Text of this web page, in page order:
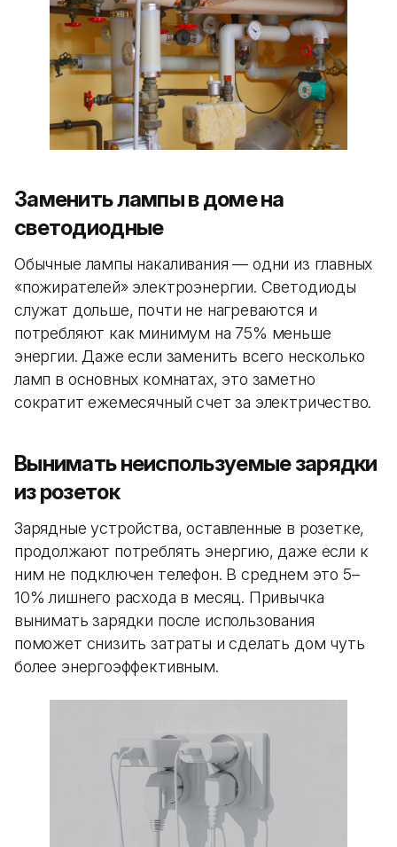
Заменить лампы в доме на
светодиодные
Обычные лампы накаливания — одни из главных
«пожирателей» электроэнергии. Светодиоды
служат дольше, почти не нагреваются и
потребляют как минимум на 75% меньше
энергии. Даже если заменить всего несколько
ламп в основных комнатах, это заметно
сократит ежемесячный счет за электричество.
Вынимать неиспользуемые зарядки
из розеток
Зарядные устройства, оставленные в розетке,
продолжают потреблять энергию, даже если к
ним не подключен телефон. В среднем это 5–
10% лишнего расхода в месяц. Привычка
вынимать зарядки после использования
поможет снизить затраты и сделать дом чуть
более энергоэффективным.